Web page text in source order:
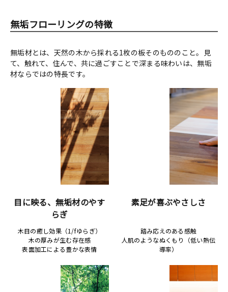
無垢フローリングの特徴
無垢材とは、天然の木から採れる1枚の板そのもののこと。見
て、触れて、住んで、共に過ごすことで深まる味わいは、無垢
材ならではの特長です。
目に映る、無垢材のやす
らぎ
木目の癒し効果（1/fゆらぎ）
木の厚みが生む存在感
表面加工による豊かな表情
素足が喜ぶやさしさ
踏み応えのある感触
人肌のようなぬくもり（低い熱伝
導率）